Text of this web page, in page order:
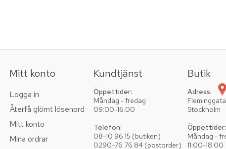
Mitt konto
Logga in
Återfå glömt lösenord
Mitt konto
Mina ordrar
Kundtjänst
Öppettider:
Måndag - fredag
09:00-16.00
Telefon:
08-10 96 15 (butiken)
0290-76 76 84 (postorder)
Butik
Adress:
Stockholm
Öppettider:
Måndag -
11:00-18.00